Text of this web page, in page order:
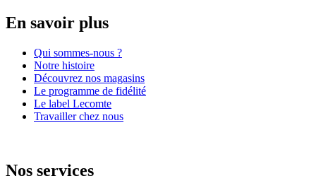
En savoir plus
Qui sommes-nous ?
Notre histoire
Découvrez nos magasins
Le programme de fidélité
Le label Lecomte
Travailler chez nous
Nos services